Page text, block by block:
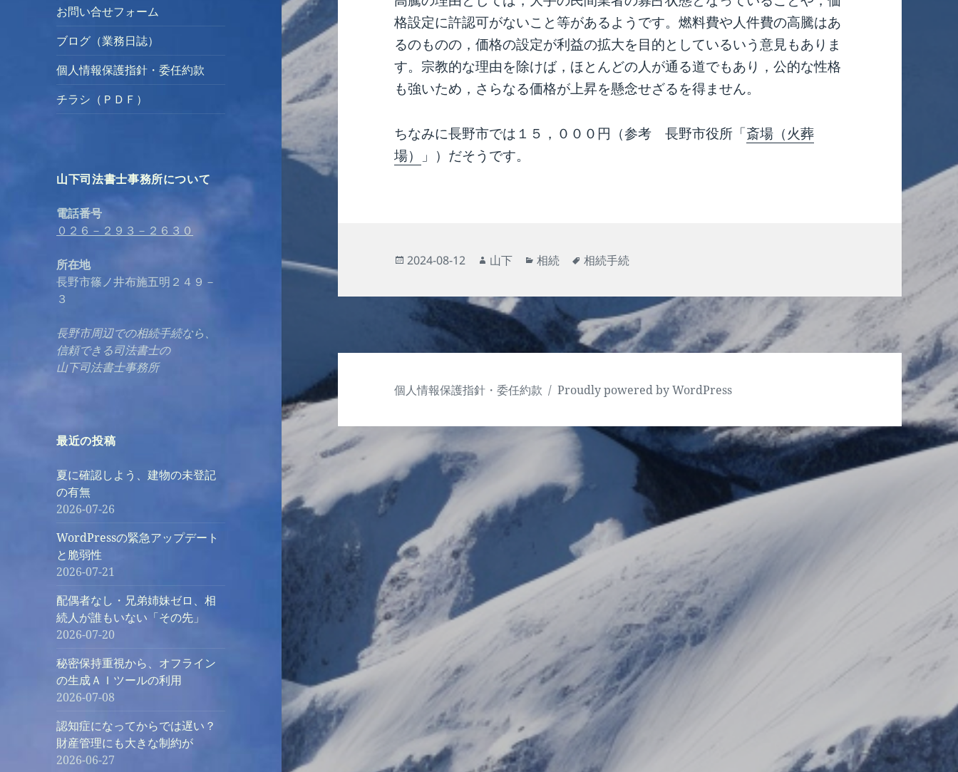
お問い合せフォーム
ブログ（業務日誌）
個人情報保護指針・委任約款
チラシ（ＰＤＦ）
山下司法書士事務所について
電話番号
０２６－２９３－２６３０
所在地
長野市篠ノ井布施五明２４９－
３
長野市周辺での相続手続なら、
信頼できる司法書士の
山下司法書士事務所
最近の投稿
夏に確認しよう、建物の未登記
の有無
2026-07-26
WordPressの緊急アップデート
と脆弱性
2026-07-21
配偶者なし・兄弟姉妹ゼロ、相
続人が誰もいない「その先」
2026-07-20
秘密保持重視から、オフライン
の生成ＡＩツールの利用
2026-07-08
認知症になってからでは遅い？
財産管理にも大きな制約が
2026-06-27
格設定に許認可がないこと等があるようです。燃料費や人件費の高騰はあ
るのものの，価格の設定が利益の拡大を目的としているいう意見もありま
す。宗教的な理由を除けば，ほとんどの人が通る道でもあり，公的な性格
も強いため，さらなる価格が上昇を懸念せざるを得ません。
ちなみに長野市では１５，０００円（参考 長野市役所「斎場（火葬
場）
」）だそうです。
投
日:
2024-08-12
作
者
山下
カ
ゴ
相続
タ
相続手続
個人情報保護指針・委任約款 Proudly powered by WordPress